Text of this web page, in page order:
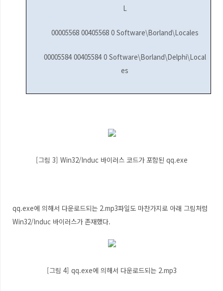
L
00005568 00405568 0 Software\Borland\Locales
00005584 00405584 0 Software\Borland\Delphi\Local
es
[그림 3] Win32/Induc 바이러스 코드가 포함된 qq.exe
qq.exe에 의해서 다운로드되는 2.mp3파일도 마찬가지로 아래 그림처럼
Win32/Induc 바이러스가 존재했다.
[그림 4] qq.exe에 의해서 다운로드되는 2.mp3